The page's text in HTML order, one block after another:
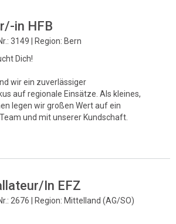
in HFB
3149 | Region: Bern
Dich!
wir ein zuverlässiger
auf regionale Einsätze. Als kleines,
legen wir großen Wert auf ein
und mit unserer Kundschaft.
In EFZ
2676 | Region: Mittelland (AG/SO)